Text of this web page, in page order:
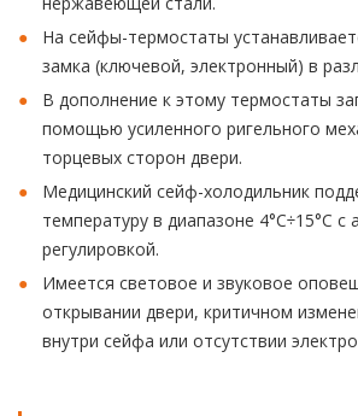
На сейфы-термостаты
замка (ключевой, электронный) в
В дополнение к этому термостаты
помощью усиленного ригельного
торцевых сторон двери.
Медицинский сейф-холодильник
температуру в диапазоне 4°С÷15°С с
регулировкой.
Имеется световое и звуковое
открывании двери, критичном
внутри сейфа или отсутствии